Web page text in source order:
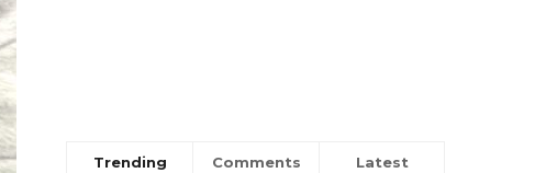
Trending Comments Latest